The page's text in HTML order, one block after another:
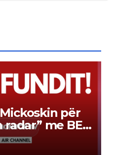
për
me BE-